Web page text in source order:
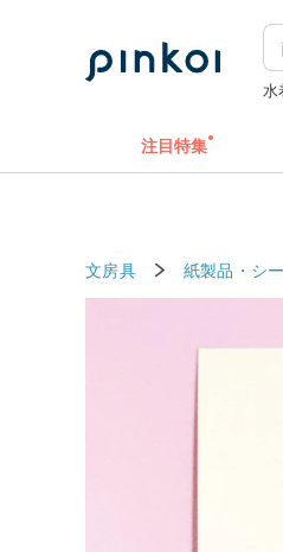
水
注目特集
文房具 紙製品・シ